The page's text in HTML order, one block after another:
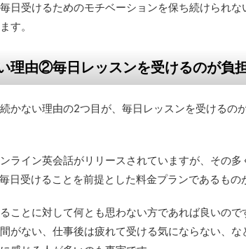
日受けるためのモチベーションを保ち続けられな
す。
理由②毎日レッスンを受けるのが負
かない理由の2つ目が、毎日レッスンを受けるの
ライン英会話がリリースされていますが、その
日受けることを前提とした料金プランであるもの
ことに対して何とも思わない方であれば良いの
がない、仕事後は疲れて受ける気にならない、